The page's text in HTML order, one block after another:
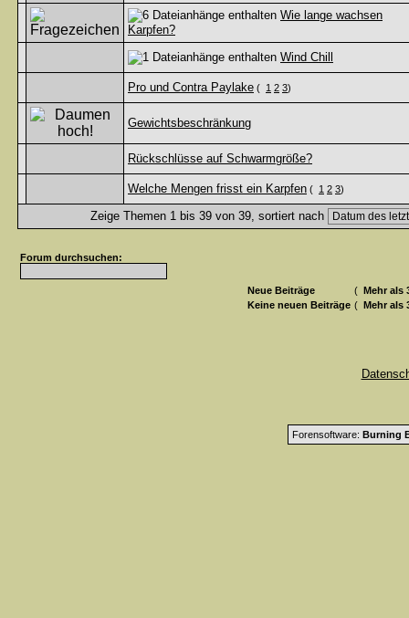
Wie lange wachsen
Karpfen?
Wind Chill
Pro und Contra Paylake ( 1 2 3)
Gewichtsbeschränkung
Rückschlüsse auf Schwarmgröße?
Welche Mengen frisst ein Karpfen ( 1 2 3)
Zeige Themen 1 bis 39 von 39, sortiert nach
Forum durchsuchen:
Neue Beiträge ( Mehr als
Keine neuen Beiträge ( Mehr als
Forensoftware: Burning